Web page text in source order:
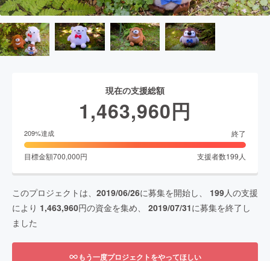
現在の支援総額
1,463,960円
209%達成 終了
目標金額700,000円 支援者数199 人
このプロジェクトは、 2019/06/26に募集を開始し、 199人の支援
により 1,463,960円の資金を集め、 2019/07/31に募集を終了し
ました
もう一度プロジェクトをやってほしい